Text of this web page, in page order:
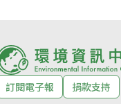
訂閱電子報
捐款支持